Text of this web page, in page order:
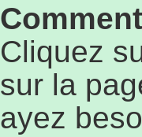
Cliquez
sur la
ayez